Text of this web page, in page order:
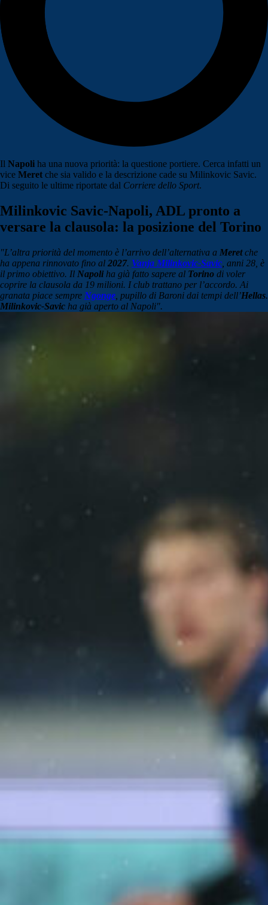
Il Napoli ha una nuova priorità: la questione portiere. Cerca infatti un
vice Meret che sia valido e la descrizione cade su Milinkovic Savic.
Di seguito le ultime riportate dal Corriere dello Sport.
Milinkovic Savic-Napoli, ADL pronto a
versare la clausola: la posizione del Torino
"L’altra priorità del momento è l’arrivo dell’alternativa a Meretche
ha appena rinnovato fino al 2027. Vanja Milinkovic-Savic , anni 28, è
il primo obiettivo. Il Napoliha già fatto sapere al Torino di voler
coprire la clausola da 19 milioni. I club trattano per l’accordo. Ai
granata piace sempre Ngonge , pupillo di Baroni dai tempi dell’Hellas.
Milinkovic-Savic ha già aperto al Napoli".